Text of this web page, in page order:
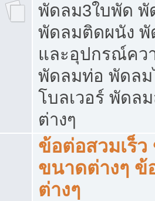
พัดลม3ใบพัด พั
พัดลมติดผนัง
และอุปกรณ์คว
พัดลมท่อ พัดลม
โบลเวอร์ พัดล
ต่างๆ
ข้อต่อสวมเร็
ขนาดต่างๆ ข้
ต่างๆ